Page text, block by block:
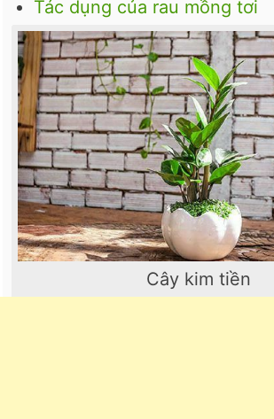
Tác dụng của rau mồng tơi
Cây kim tiền